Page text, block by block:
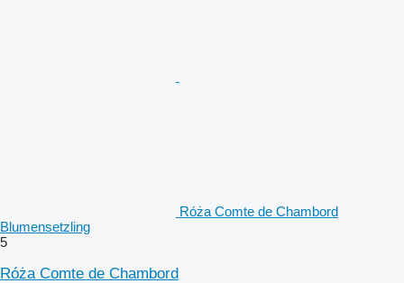
Róża Comte de Chambord
Blumensetzling
5
Róża Comte de Chambord